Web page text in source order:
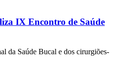
IX Encontro de Saúde
da Saúde Bucal e dos cirurgiões-